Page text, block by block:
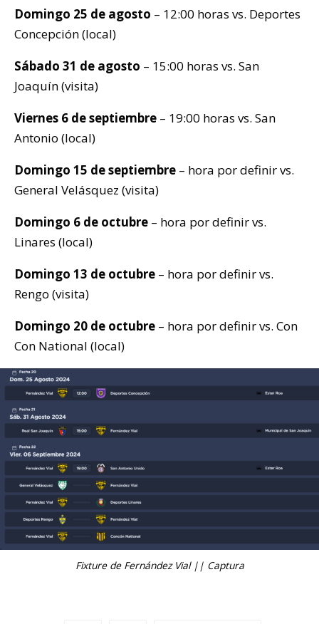
Domingo 25 de agosto – 12:00 horas vs. Deportes
Concepción (local)
Sábado 31 de agosto – 15:00 horas vs. San
Joaquín (visita)
Viernes 6 de septiembre – 19:00 horas vs. San
Antonio (local)
Domingo 15 de septiembre – hora por definir vs.
General Velásquez (visita)
Domingo 6 de octubre – hora por definir vs.
Linares (local)
Domingo 13 de octubre – hora por definir vs.
Rengo (visita)
Domingo 20 de octubre – hora por definir vs. Con
Con National (local)
Fixture de Fernández Vial || Captura